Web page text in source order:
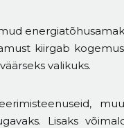
kiirgab
valikuks.
Lisaks